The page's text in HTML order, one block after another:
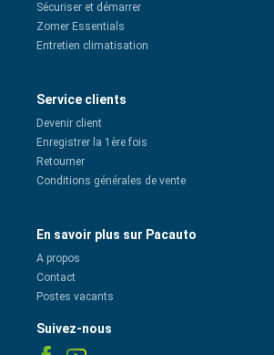
Sécuriser et démarrer
Zomer Essentials
Entretien climatisation
Service clients
Devenir client
Enregistrer la 1ère fois
Retourner
Conditions générales de vente
En savoir plus sur Pacauto
A propos
Contact
Postes vacants
Suivez-nous